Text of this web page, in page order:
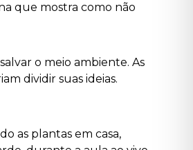
que mostra como não
o meio ambiente. As
dividir suas ideias.
as plantas em casa,